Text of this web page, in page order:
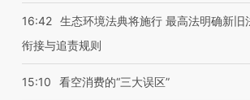
16:42 生态环境法典将施行 最高法明确新旧
衔接与追责规则
15:10 看空消费的“三大误区”